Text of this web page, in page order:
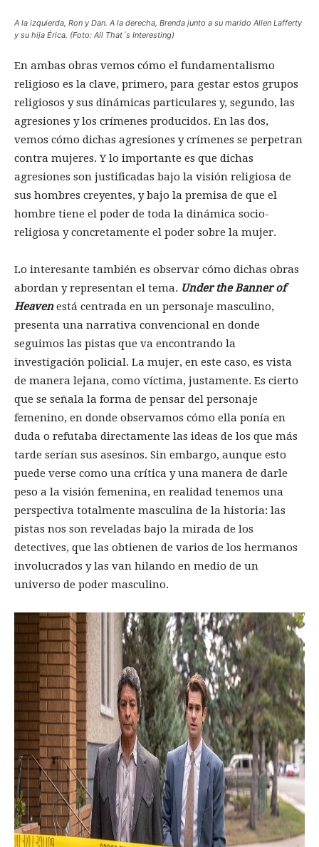
A la izquierda, Ron y Dan. A la derecha, Brenda junto a su marido Allen Lafferty
y su hija Érica. (Foto: All That´s Interesting)
En ambas obras vemos cómo el fundamentalismo
religioso es la clave, primero, para gestar estos grupos
religiosos y sus dinámicas particulares y, segundo, las
agresiones y los crímenes producidos. En las dos,
vemos cómo dichas agresiones y crímenes se perpetran
contra mujeres. Y lo importante es que dichas
agresiones son justificadas bajo la visión religiosa de
sus hombres creyentes, y bajo la premisa de que el
hombre tiene el poder de toda la dinámica socio-
religiosa y concretamente el poder sobre la mujer.
Lo interesante también es observar cómo dichas obras
abordan y representan el tema. Under the Banner of
Heaven está centrada en un personaje masculino,
presenta una narrativa convencional en donde
seguimos las pistas que va encontrando la
investigación policial. La mujer, en este caso, es vista
de manera lejana, como víctima, justamente. Es cierto
que se señala la forma de pensar del personaje
femenino, en donde observamos cómo ella ponía en
duda o refutaba directamente las ideas de los que más
tarde serían sus asesinos. Sin embargo, aunque esto
puede verse como una crítica y una manera de darle
peso a la visión femenina, en realidad tenemos una
perspectiva totalmente masculina de la historia: las
pistas nos son reveladas bajo la mirada de los
detectives, que las obtienen de varios de los hermanos
involucrados y las van hilando en medio de un
universo de poder masculino.